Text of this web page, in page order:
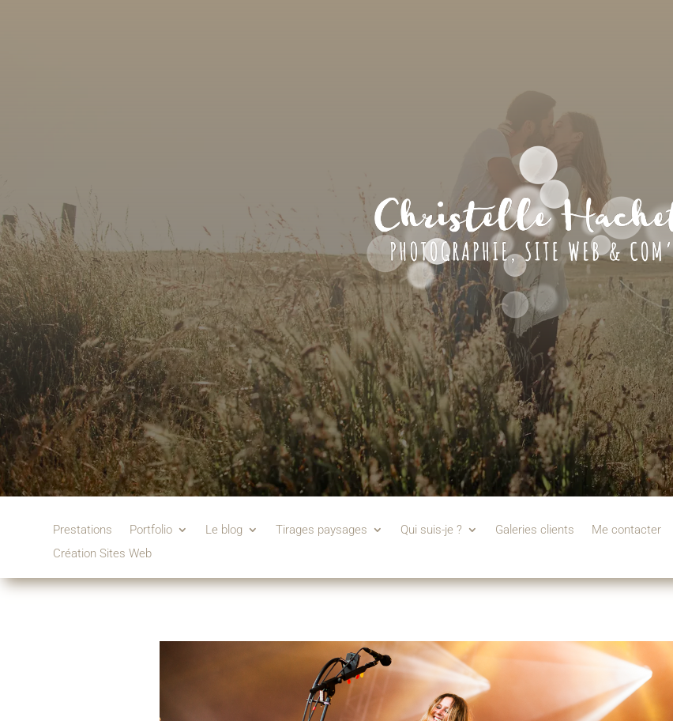
Prestations Portfolio Le blog Tirages paysages Qui suis-je ? Galeries clients
Me contacter
Création Sites Web